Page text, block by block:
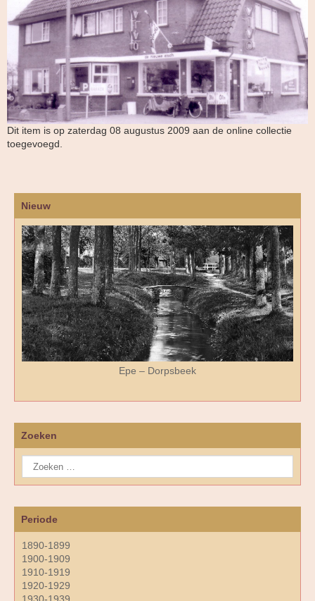
Dit item is op zaterdag 08 augustus 2009 aan de online collectie
toegevoegd.
Nieuw
Epe – Dorpsbeek
Zoeken
Periode
1890-1899
1900-1909
1910-1919
1920-1929